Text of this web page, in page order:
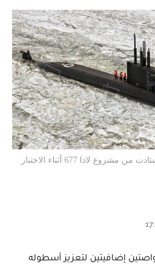
إضافيتين لتعزيز أسطوله